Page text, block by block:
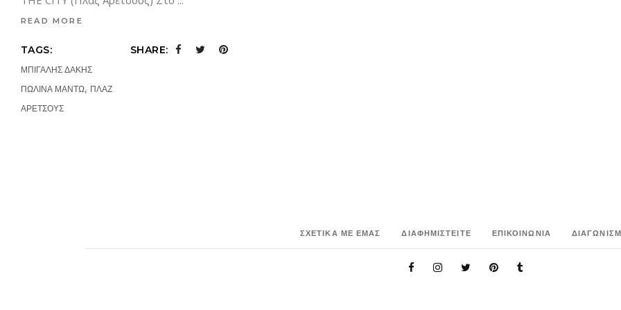
READ MORE
TAGS:
ΜΠΙΓΑΛΗΣ ΔΑΚΗΣ
ΠΩΛΙΝΑ ΜΑΝΤΩ, ΠΛΑΖ
ΑΡΕΤΣΟΥΣ
SHARE:
ΣΧΕΤΙΚΑ ΜΕ ΕΜΑΣ ΔΙΑΦΗΜΙΣΤΕΙΤΕ ΕΠΙΚΟΙΝΩΝΙΑ